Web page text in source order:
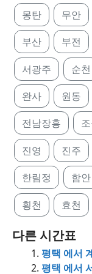
몽탄 무안
부산 부전
서광주 순천
완사 원동
전남장흥
진영 진주
한림정 함안
횡천 효천
다른 시간표
평택 에서
평택 에서